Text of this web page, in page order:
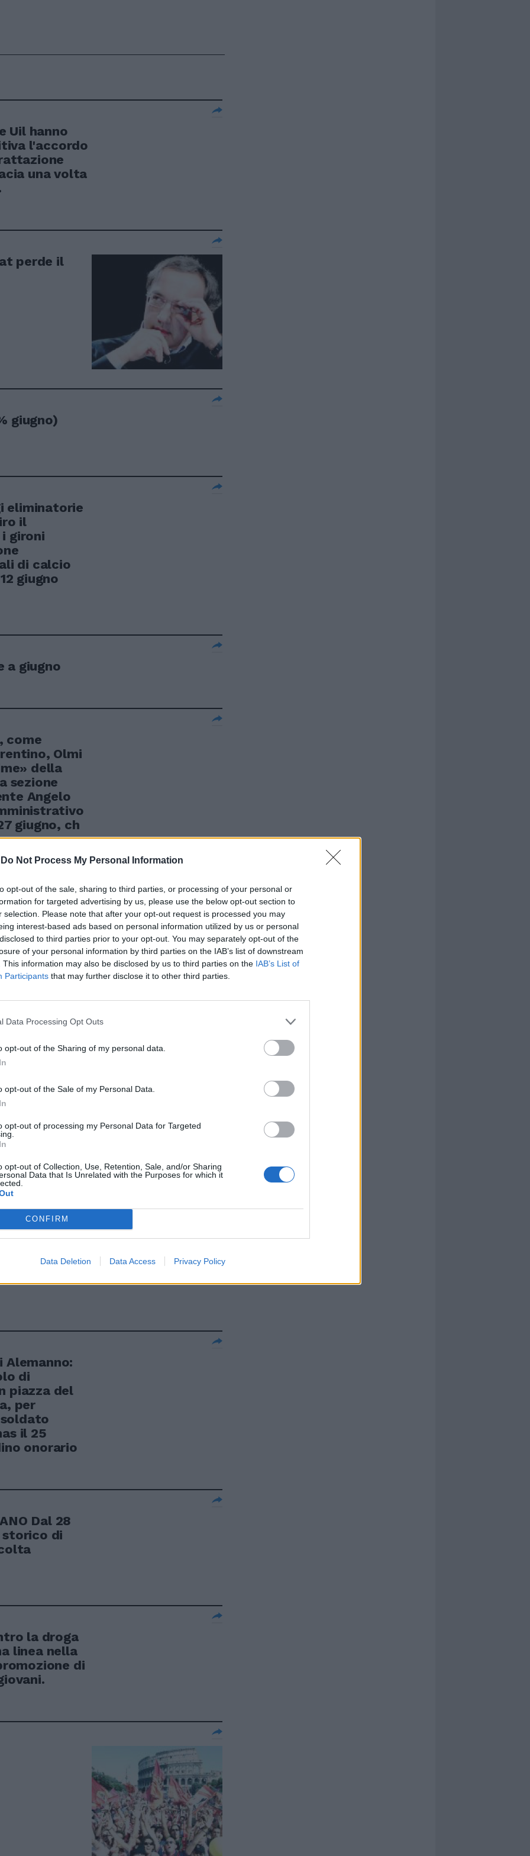
Do Not Process My Personal Information
opt-out of the sale, sharing to third parties, or processing of your personal or
for targeted advertising by us, please use the below opt-out section to
selection. Please note that after your opt-out request is processed you may
interest-based ads based on personal information utilized by us or personal
to third parties prior to your opt-out. You may separately opt-out of the
of your personal information by third parties on the IAB’s list of downstream
This information may also be disclosed by us to third parties on the IAB’s List of
Participants that may further disclose it to other third parties.
Data Processing Opt Outs
opt-out of the Sharing of my personal data.
opt-out of the Sale of my Personal Data.
opt-out of processing my Personal Data for Targeted
opt-out of Collection, Use, Retention, Sale, and/or Sharing
Data that Is Unrelated with the Purposes for which it
CONFIRM
Data Deletion Data Access Privacy Policy
Uil hanno
l'accordo
una volta
perde il
giugno)
eliminatorie
il
gironi
di calcio
giugno
a giugno
come
Olmi
della
sezione
Angelo
giugno, ch
aumento
prima
cui il
la
dal
e ho
prima
in cui il
la
dal
e ho
Tutto
Alemanno:
di
piazza del
per
il 25
onorario
Dal 28
storico di
la droga
linea nella
di